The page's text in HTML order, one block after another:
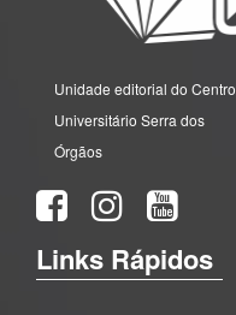
Unidade editorial do Centro
Universitário Serra dos
Órgãos
Links Rápidos